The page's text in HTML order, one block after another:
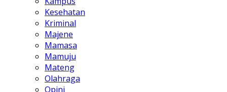
Kesehatan
Kriminal
Majene
Mamasa
Mamuju
Mateng
Olahraga
Opini